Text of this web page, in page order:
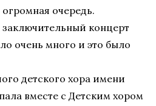
очередь.
концерт
очень много и это было
детского хора имени
вместе с Детским хором